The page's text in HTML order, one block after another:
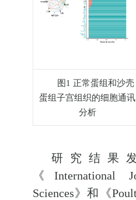
图 1 正常蛋组和沙壳
蛋组子宫组织的细胞通讯
分析
研究结果
《International
Sciences》和《